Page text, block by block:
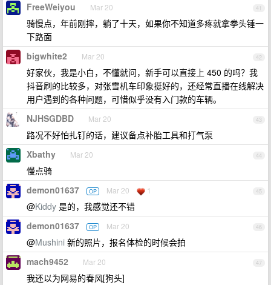
41
FreeWeiyou Mar 20
骑慢点，年前刚摔，躺了十天，如果你不知道多疼就拿拳头锤一
下路面
42
bigwhite2 Mar 20
好家伙，我是小白，不懂就问，新手可以直接上 450 的吗？我
抖音刷的比较多，对张雪机车印象挺好的，还经常直播在线解决
用户遇到的各种问题，可惜似乎没有入门款的车辆。
43
NJHSGDBD Mar 20
路况不好怕扎钉的话，建议备点补胎工具和打气泵
44
Xbathy Mar 20
慢点骑
45
demon01637 OP Mar 20 1
@Kiddy 是的，我感觉还不错
46
demon01637 OP Mar 20
@Mushini 新的照片，报名体检的时候会拍
47
mach9452 Mar 20
我还以为网易的春风[狗头]